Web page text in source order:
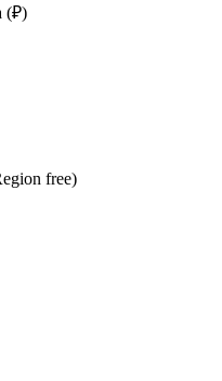
(₽)
free)